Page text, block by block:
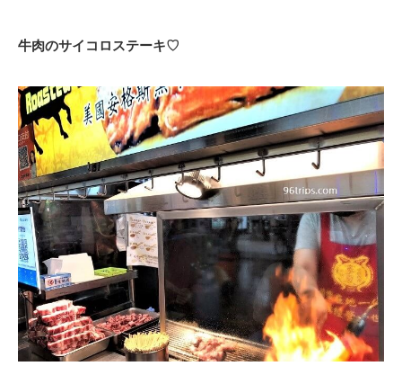
牛肉のサイコロステーキ♡